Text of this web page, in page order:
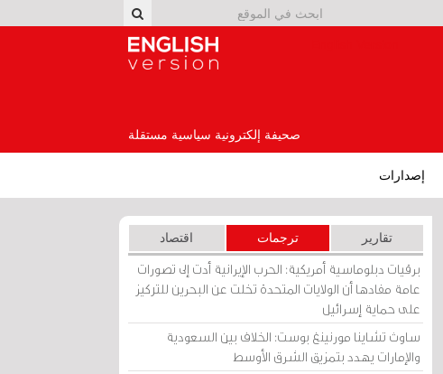
صحيفة إلكترونية سياسية مستقلة
إصدارات
تقارير ترجمات اقتصاد
برقيات دبلوماسية أمريكية: الحرب الإيرانية أدت إلى تصورات
عامة مفادها أن الولايات المتحدة تخلت عن البحرين للتركيز
على حماية إسرائيل
ساوث تشاينا مورنينغ بوست: الخلاف بين السعودية
والإمارات يهدد بتمزيق الشرق الأوسط